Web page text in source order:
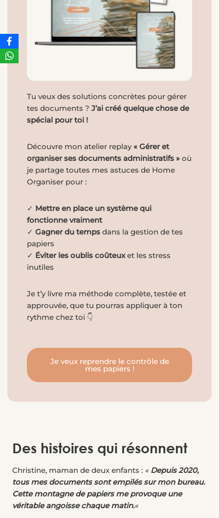
Tu veux des solutions concrètes pour gérer
tes documents ? J’ai créé quelque chose de
spécial pour toi !
Découvre mon atelier replay« Gérer et
organiser ses documents administratifs » où
je partage toutes mes astuces de Home
Organiser pour :
✓ Mettre en place un système qui
fonctionne vraiment
✓ Gagner du temps dans la gestion de tes
papiers
✓ Éviter les oublis coûteuxet les stress
inutiles
Je t’y livre ma méthode complète, testée et
approuvée, que tu pourras appliquer à ton
rythme chez toi 👇
Je veux reprendre le contrôle de
mes papiers !
Des histoires qui résonnent
Christine, maman de deux enfants : « Depuis 2020,
tous mes documents sont empilés sur mon bureau.
Cette montagne de papiers me provoque une
véritable angoisse chaque matin.«